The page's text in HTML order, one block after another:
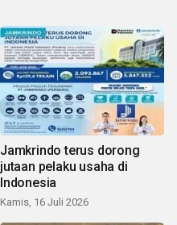
Jamkrindo terus dorong
jutaan pelaku usaha di
Indonesia
Kamis, 16 Juli 2026